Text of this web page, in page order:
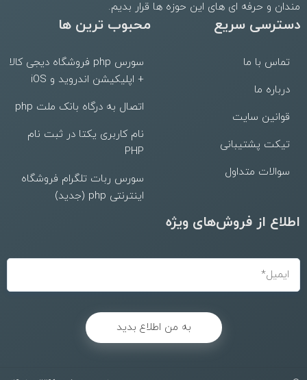
مندان و حرفه ای های این حوزه ها قرار بدیم.
دسترسی سریع
تماس با ما
درباره ما
قوانین سایت
تیکت پشتیبانی
سوالات متداول
محبوب ترین ها
سورس php فروشگاه دیجی کالا
+ اپلیکیشن اندروید و iOS
اتصال به درگاه بانک ملت php
نام کاربری یکتا در ثبت نام
PHP
سورس ربات تلگرام فروشگاه
اینترنتی php (جدید)
اطلاع از فروش‌های ویژه
به من اطلاع بدید